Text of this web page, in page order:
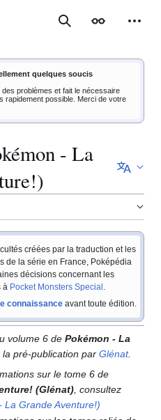
RechercherApparence
quelques soucis
des problèmes et fait le nécessaire
rapidement possible. Merci de votre
- La
créées par la traduction et les
de la série en France, Poképédia
décisions concernant les
à Pocket Monsters Special.
connaissance avant toute édition.
volume 6 de Pokémon - La
la pré-publication par Glénat.
sur le tome 6 de
(Glénat) , consultez
La Grande Aventure!)